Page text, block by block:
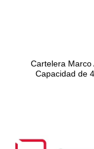
Cartelera Marco
Capacidad de